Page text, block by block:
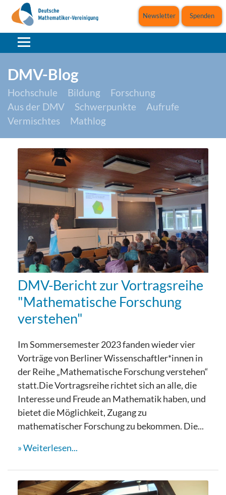
Spenden
Newsletter
DMV-Blog
Hochschule Bildung
Forschung
Aus der DMV
Schwerpunkte
Aufrufe
Vermischtes
Mathlog
DMV-Bericht zur Vortragsreihe
"Mathematische Forschung
verstehen"
Im Sommersemester 2023 fanden wieder vier
Vorträge von Berliner Wissenschaftler*innen in
der Reihe „Mathematische Forschung verstehen“
statt.Die Vortragsreihe richtet sich an alle, die
Interesse und Freude an Mathematik haben, und
bietet die Möglichkeit, Zugang zu
mathematischer Forschung zu bekommen. Die...
Weiterlesen...